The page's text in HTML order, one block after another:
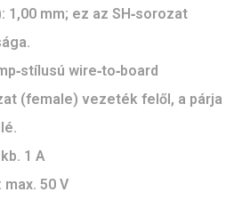
mm; ez az SH‑sorozat
wire‑to‑board
(female) vezeték felől, a párja
1 A
50 V